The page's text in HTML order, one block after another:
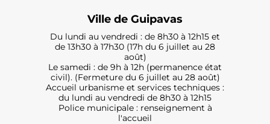
Ville de Guipavas
Du lundi au vendredi : de 8h30 à 12h15 et
de 13h30 à 17h30 (17h du 6 juillet au 28
août)
Le samedi : de 9h à 12h (permanence état
civil). (Fermeture du 6 juillet au 28 août)
Accueil urbanisme et services techniques :
du lundi au vendredi de 8h30 à 12h15
Police municipale : renseignement à
l'accueil